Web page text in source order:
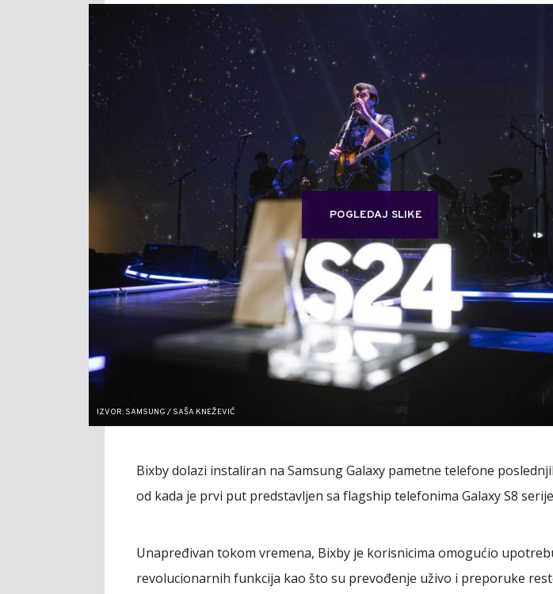
POGLEDAJ SLIKE
IZVOR: SAMSUNG / SAŠA KNEŽEVIĆ
Bixby dolazi instaliran na Samsung Galaxy pametne telefone
od kada je prvi put predstavljen sa flagship telefonima Galaxy S8
Unapređivan tokom vremena, Bixby je korisnicima omogućio
revolucionarnih funkcija kao što su prevođenje uživo i preporuke